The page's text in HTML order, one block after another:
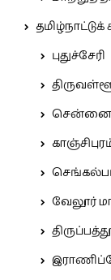
புதுச்சேரி
சென்னை
வேலூர்